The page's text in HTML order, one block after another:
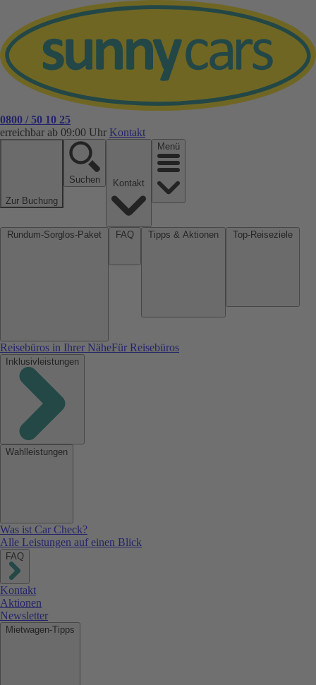
0800 / 50 10 25
erreichbar ab 09:00 Uhr Kontakt
Zur Buchung
Suchen
Menü
Reisebüros in Ihrer NäheFür Reisebüros
Inklusivleistungen
Wahlleistungen
Was ist Car Check?
Alle Leistungen auf einen Blick
FAQ
Kontakt
Aktionen
Newsletter
Mietwagen-Tipps